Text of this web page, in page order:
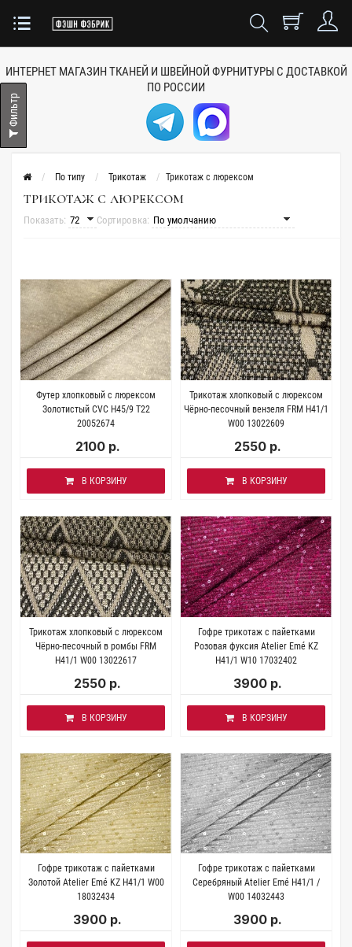
ИНТЕРНЕТ МАГАЗИН ТКАНЕЙ И ШВЕЙНОЙ ФУРНИТУРЫ С ДОСТАВКОЙ
ПО РОССИИ
По типу Трикотаж Трикотаж с люрексом
ТРИКОТАЖ С ЛЮРЕКСОМ
Показать: Сортировка:
Футер хлопковый с люрексом
Золотистый CVC Н45/9 T22
20052674
2100 р.
В КОРЗИНУ
Трикотаж хлопковый с люрексом
Чёрно-песочный вензеля FRM H41/1
W00 13022609
2550 р.
В КОРЗИНУ
Трикотаж хлопковый с люрексом
Чёрно-песочный в ромбы FRM
H41/1 W00 13022617
2550 р.
В КОРЗИНУ
Гофре трикотаж с пайетками
Розовая фуксия Atelier Emé KZ
Н41/1 W10 17032402
3900 р.
В КОРЗИНУ
Гофре трикотаж с пайетками
Золотой Atelier Emé KZ Н41/1 W00
18032434
3900 р.
Гофре трикотаж с пайетками
Серебряный Atelier Emé Н41/1 /
W00 14032443
3900 р.
Фильтр